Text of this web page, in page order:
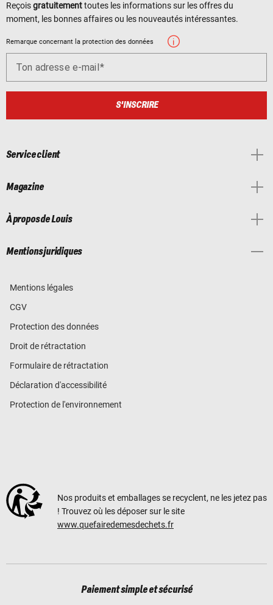
Reçoisgratuitementtoutes les informations sur les offres du
moment, les bonnes affaires ou les nouveautés intéressantes.
Remarque concernant la protection des données
Ton adresse e-mail
S'INSCRIRE
Service client
Magazine
À propos de Louis
Mentions juridiques
Mentions légales
CGV
Protection des données
Droit de rétractation
Formulaire de rétractation
Déclaration d'accessibilité
Protection de l'environnement
Nos produits et emballages se recyclent, ne les jetez pas
! Trouvez où les déposer sur le site
www.quefairedemesdechets.fr
Paiement simple et sécurisé